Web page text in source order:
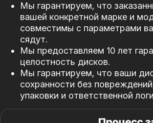
Мы гарантируем, что
вашей конкретной марке и
совместимы с параметрами
сядут.
Мы предоставляем 10 лет
целостность дисков.
Мы гарантируем, что ваши
сохранности без
упаковки и ответственной